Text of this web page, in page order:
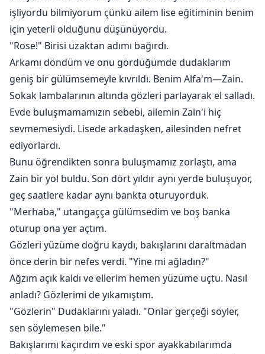
işliyordu bilmiyorum çünkü ailem lise eğitiminin benim
için yeterli olduğunu düşünüyordu.
"Rose!" Birisi uzaktan adımı bağırdı.
Arkamı döndüm ve onu gördüğümde dudaklarım
geniş bir gülümsemeyle kıvrıldı. Benim Alfa'm—Zain.
Sokak lambalarının altında gözleri parlayarak el salladı.
Evde buluşmamamızın sebebi, ailemin Zain'i hiç
sevmemesiydi. Lisede arkadaşken, ailesinden nefret
ediyorlardı.
Bunu öğrendikten sonra buluşmamız zorlaştı, ama
Zain bir yol buldu. Son dört yıldır aynı yerde buluşuyor,
geç saatlere kadar aynı bankta oturuyorduk.
"Merhaba," utangaçça gülümsedim ve boş banka
oturup ona yer açtım.
Gözleri yüzüme doğru kaydı, bakışlarını daraltmadan
önce derin bir nefes verdi. "Yine mi ağladın?"
Ağzım açık kaldı ve ellerim hemen yüzüme uçtu. Nasıl
anladı? Gözlerimi de yıkamıştım.
"Gözlerin" Dudaklarını yaladı. "Onlar gerçeği söyler,
sen söylemesen bile."
Bakışlarımı kaçırdım ve eski spor ayakkabılarımda